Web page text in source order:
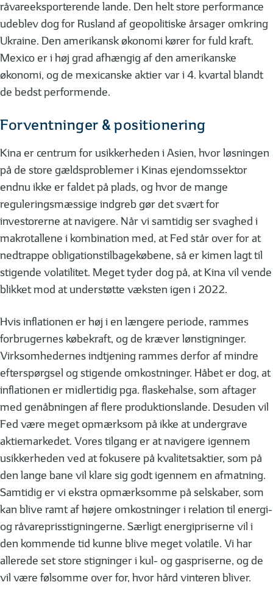
råvareeksporterende lande. Den helt store performance
udeblev dog for Rusland af geopolitiske årsager omkring
Ukraine. Den amerikansk økonomi kører for fuld kraft.
Mexico er i høj grad afhængig af den amerikanske
økonomi, og de mexicanske aktier var i 4. kvartal blandt
de bedst performende.
Forventninger & positionering
Kina er centrum for usikkerheden i Asien, hvor løsningen
på de store gældsproblemer i Kinas ejendomssektor
endnu ikke er faldet på plads, og hvor de mange
reguleringsmæssige indgreb gør det svært for
investorerne at navigere. Når vi samtidig ser svaghed i
makrotallene i kombination med, at Fed står over for at
nedtrappe obligationstilbagekøbene, så er kimen lagt til
stigende volatilitet. Meget tyder dog på, at Kina vil vende
blikket mod at understøtte væksten igen i 2022.
Hvis inflationen er høj i en længere periode, rammes
forbrugernes købekraft, og de kræver lønstigninger.
Virksomhedernes indtjening rammes derfor af mindre
efterspørgsel og stigende omkostninger. Håbet er dog, at
inflationen er midlertidig pga. flaskehalse, som aftager
med genåbningen af flere produktionslande. Desuden vil
Fed være meget opmærksom på ikke at undergrave
aktiemarkedet. Vores tilgang er at navigere igennem
usikkerheden ved at fokusere på kvalitetsaktier, som på
den lange bane vil klare sig godt igennem en afmatning.
Samtidig er vi ekstra opmærksomme på selskaber, som
kan blive ramt af højere omkostninger i relation til energi-
og råvareprisstigningerne. Særligt energipriserne vil i
den kommende tid kunne blive meget volatile. Vi har
allerede set store stigninger i kul- og gaspriserne, og de
vil være følsomme over for, hvor hård vinteren bliver.